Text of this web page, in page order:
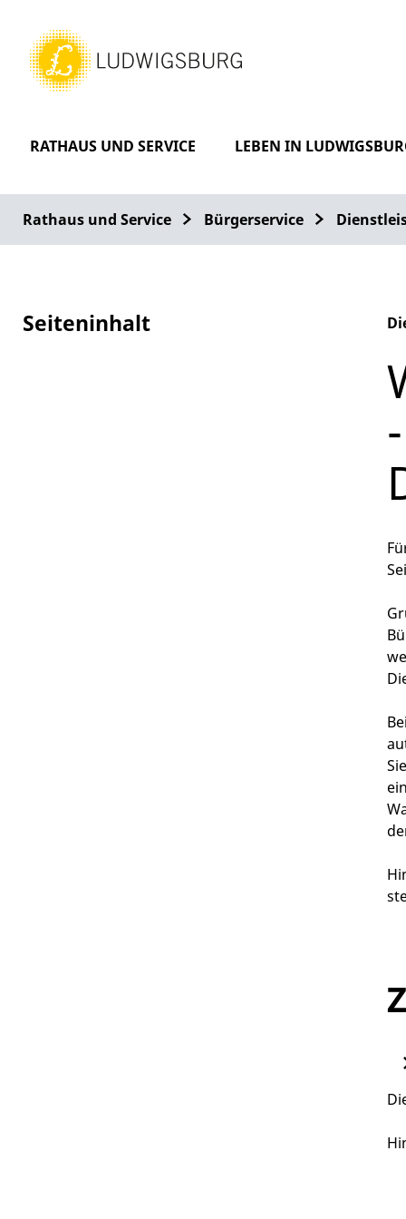
RATHAUS UND SERVICE LEBEN IN
Rathaus und Service Bürgerservice
Seiteninhalt